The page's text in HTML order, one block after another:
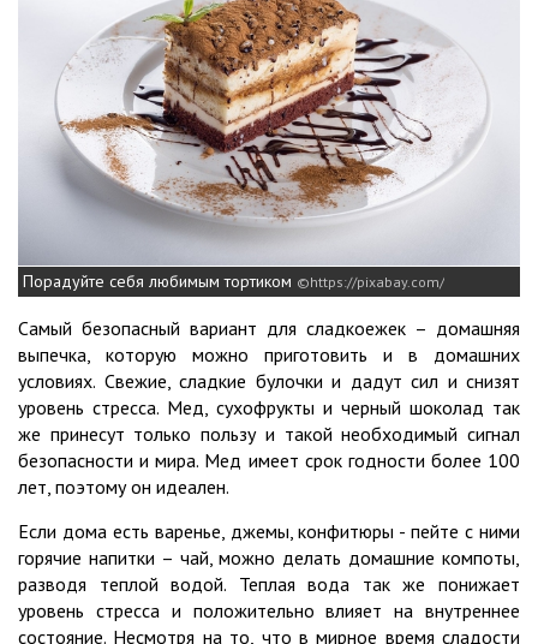
Порадуйте себя любимым тортиком https://pixabay.com/
Самый безопасный вариант для сладкоежек – домашняя
выпечка, которую можно приготовить и в домашних
условиях. Свежие, сладкие булочки и дадут сил и снизят
уровень стресса. Мед, сухофрукты и черный шоколад так
же принесут только пользу и такой необходимый сигнал
безопасности и мира. Мед имеет срок годности более 100
лет, поэтому он идеален.
Если дома есть варенье, джемы, конфитюры - пейте с ними
горячие напитки – чай, можно делать домашние компоты,
разводя теплой водой. Теплая вода так же понижает
уровень стресса и положительно влияет на внутреннее
состояние. Несмотря на то, что в мирное время сладости